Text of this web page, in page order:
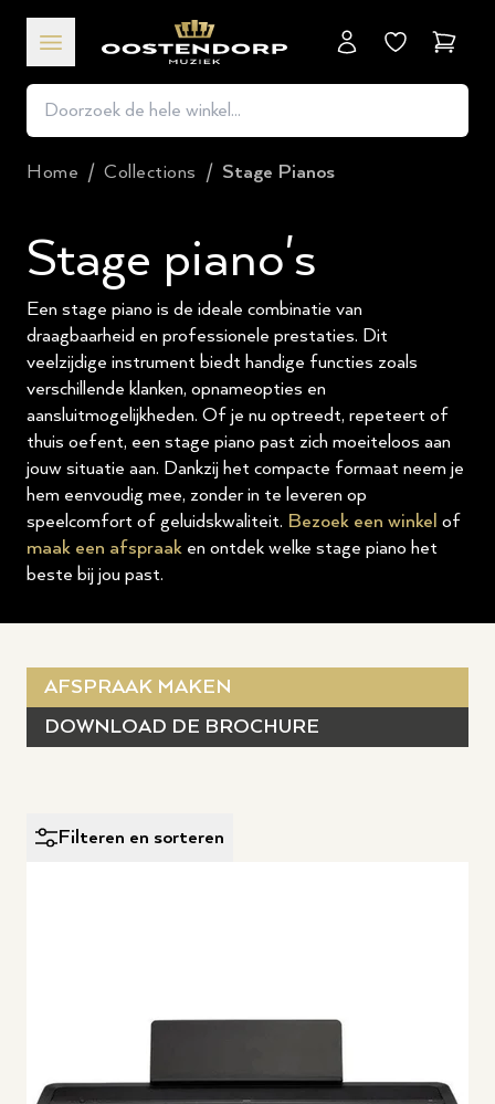
Home / Collections / Stage Pianos
Stage piano's
Een stage piano is de ideale combinatie van
draagbaarheid en professionele prestaties. Dit
veelzijdige instrument biedt handige functies zoals
verschillende klanken, opnameopties en
aansluitmogelijkheden. Of je nu optreedt, repeteert of
thuis oefent, een stage piano past zich moeiteloos aan
jouw situatie aan. Dankzij het compacte formaat neem je
hem eenvoudig mee, zonder in te leveren op
speelcomfort of geluidskwaliteit. Bezoek een winkel of
maak een afspraak en ontdek welke stage piano het
beste bij jou past.
AFSPRAAK MAKEN
DOWNLOAD DE BROCHURE
Filteren en sorteren